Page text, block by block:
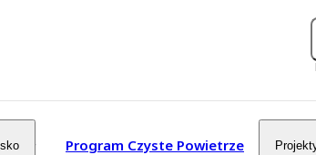
Program Czyste Powietrze